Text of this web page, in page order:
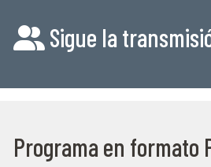
Sigue la
Programa en formato